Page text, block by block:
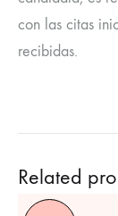
con las citas
recibidas.
Related